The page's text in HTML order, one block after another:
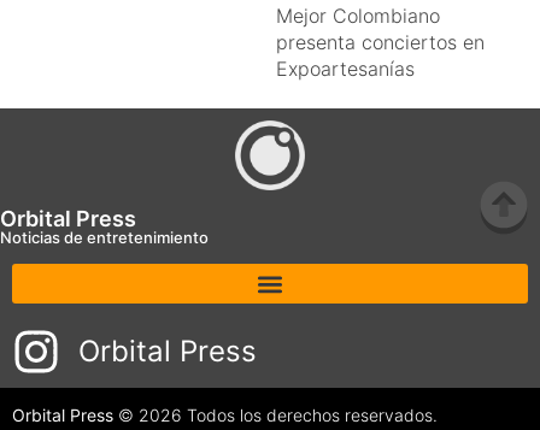
Mejor Colombiano
presenta conciertos en
Expoartesanías
Orbital Press
Noticias de entretenimiento
Orbital Press
Orbital Press © 2026 Todos los derechos reservados.